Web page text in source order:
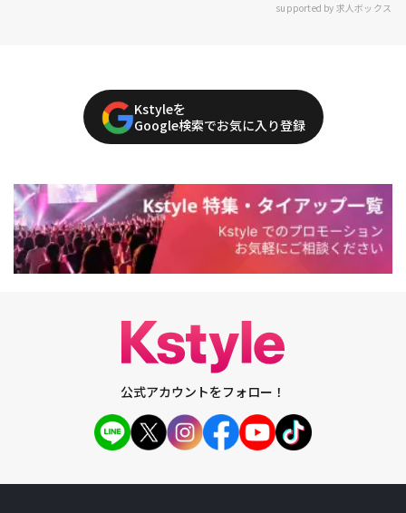
supported by 求人ボックス
Kstyleを
Google検索でお気に入り登録
公式アカウントをフォロー！